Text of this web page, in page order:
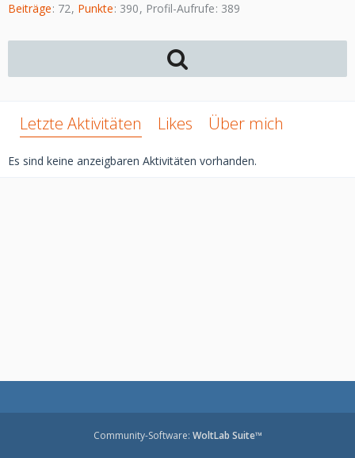
Beiträge 72 Punkte 390 Profil-Aufrufe 389
Letzte Aktivitäten Likes Über mich
Es sind keine anzeigbaren Aktivitäten vorhanden.
Community-Software: WoltLab Suite™